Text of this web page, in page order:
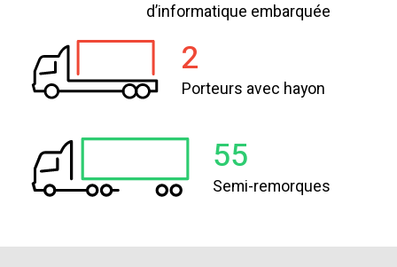
d’informatique embarquée
2
Porteurs avec hayon
55
Semi-remorques